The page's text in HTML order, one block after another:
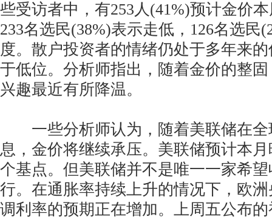
些受访者中，有253人(41%)预计金价
233名选民(38%)表示走低，126名选民
度。散户投资者的情绪仍处于多年来
于低位。分析师指出，随着金价的整
兴趣最近有所降温。
一些分析师认为，随着美联储在全
息，金价将继续承压。美联储预计本
个基点。但美联储并不是唯一一家希
行。在通胀率持续上升的情况下，欧
调利率的预期正在增加。上周五公布